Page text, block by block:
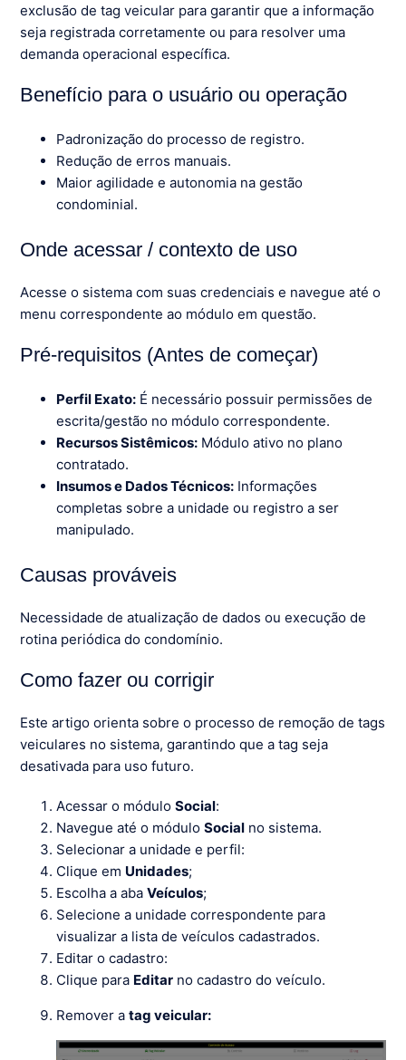
exclusão de tag veicular para garantir que a informação
seja registrada corretamente ou para resolver uma
demanda operacional específica.
Benefício para o usuário ou operação
Padronização do processo de registro.
Redução de erros manuais.
Maior agilidade e autonomia na gestão
condominial.
Onde acessar / contexto de uso
Acesse o sistema com suas credenciais e navegue até o
menu correspondente ao módulo em questão.
Pré-requisitos (Antes de começar)
Perfil Exato: É necessário possuir permissões de
escrita/gestão no módulo correspondente.
Recursos Sistêmicos: Módulo ativo no plano
contratado.
Insumos e Dados Técnicos: Informações
completas sobre a unidade ou registro a ser
manipulado.
Causas prováveis
Necessidade de atualização de dados ou execução de
rotina periódica do condomínio.
Como fazer ou corrigir
Este artigo orienta sobre o processo de remoção de tags
veiculares no sistema, garantindo que a tag seja
desativada para uso futuro.
Acessar o móduloSocial:
Navegue até o móduloSocial no sistema.
Selecionar a unidade e perfil:
Clique em Unidades;
Escolha a abaVeículos;
Selecione a unidade correspondente para
visualizar a lista de veículos cadastrados.
Editar o cadastro:
Clique para Editar no cadastro do veículo.
Remover atag veicular: